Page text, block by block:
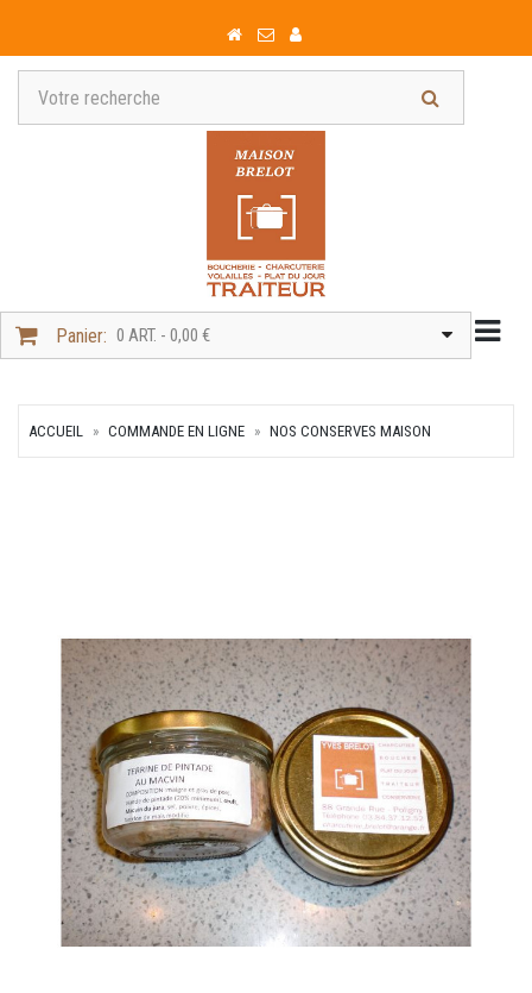
Panier: 0 ART. - 0,00 €
ACCUEIL COMMANDE EN LIGNE NOS CONSERVES MAISON